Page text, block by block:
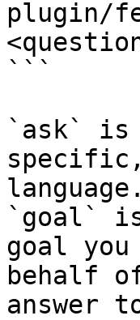
plugin/
```
`ask` is
language.
`goal`
goal
behalf
answer